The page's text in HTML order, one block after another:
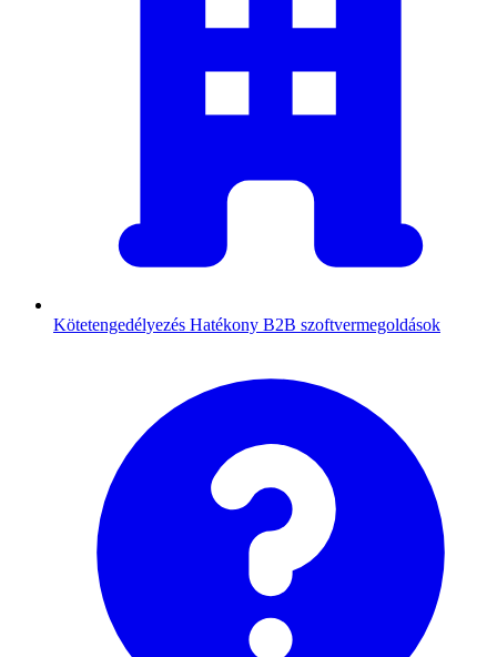
Kötetengedélyezés Hatékony B2B szoftvermegoldások